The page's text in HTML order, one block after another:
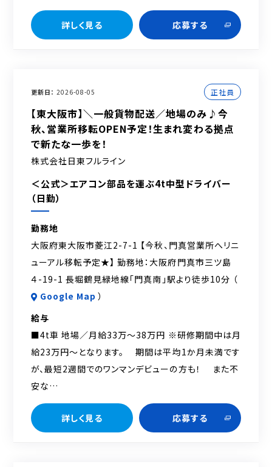
詳しく見る 応募する
更新日 2026-08-05 正社員
【東大阪市】＼一般貨物配送／地場のみ♪今
秋、営業所移転OPEN予定！生まれ変わる拠点
で新たな一歩を！
株式会社日東フルライン
＜公式＞エアコン部品を運ぶ4t中型ドライバー
（日勤）
勤務地
大阪府東大阪市菱江2-7-1 【今秋、門真営業所へリニ
ューアル移転予定★】 勤務地：大阪府門真市三ツ島
４-19-1 長堀鶴見緑地線「門真南」駅より徒歩10分 （
Google Map ）
給与
■4t車 地場／月給33万～38万円 ※研修期間中は月
給23万円～となります。 期間は平均1か月未満です
が、最短2週間でのワンマンデビューの方も！ また不
安な…
詳しく見る 応募する